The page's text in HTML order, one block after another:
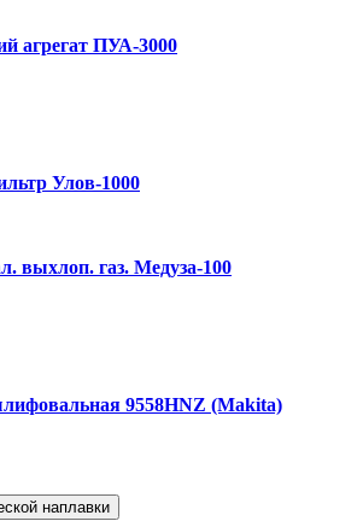
агрегат ПУА-3000
Улов-1000
выхлоп. газ. Медуза-100
9558HNZ (Makita)
наплавки